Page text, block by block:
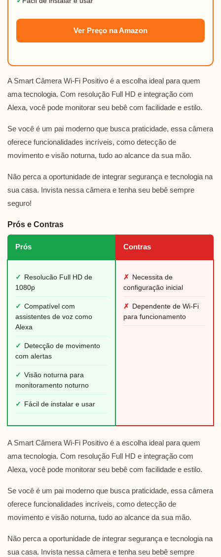
Ver Preço na Amazon
A Smart Câmera Wi-Fi Positivo é a escolha ideal para quem
ama tecnologia. Com resolução Full HD e integração com
Alexa, você pode monitorar seu bebê com facilidade e estilo.
Se você é um pai moderno que busca praticidade, essa câmera
oferece funcionalidades incríveis, como detecção de
movimento e visão noturna, tudo ao alcance da sua mão.
Não perca a oportunidade de integrar segurança e tecnologia na
sua casa. Invista nessa câmera e tenha seu bebê sempre
seguro!
Prós e Contras
Prós Contras
✓
Resolucão Full HD de
1080p
✓ Compatível com
assistentes de voz como
Alexa
✓
Detecção de movimento
com alertas
✓ Visão noturna para
monitoramento noturno
✓ Fácil de instalar e usar
✗ Necessita de
configuração inicial
✗ Dependente de Wi-Fi
para funcionamento
A Smart Câmera Wi-Fi Positivo é a escolha ideal para quem
ama tecnologia. Com resolução Full HD e integração com
Alexa, você pode monitorar seu bebê com facilidade e estilo.
Se você é um pai moderno que busca praticidade, essa câmera
oferece funcionalidades incríveis, como detecção de
movimento e visão noturna, tudo ao alcance da sua mão.
Não perca a oportunidade de integrar segurança e tecnologia na
sua casa. Invista nessa câmera e tenha seu bebê sempre